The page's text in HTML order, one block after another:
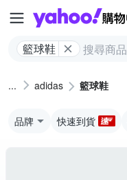
籃球鞋
adidas 籃球鞋
品牌 快速到貨